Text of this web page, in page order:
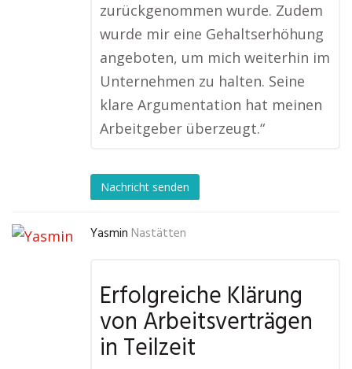
zurückgenommen wurde. Zudem
wurde mir eine Gehaltserhöhung
angeboten, um mich weiterhin im
Unternehmen zu halten. Seine
klare Argumentation hat meinen
Arbeitgeber überzeugt.“
Nachricht senden
Yasmin Nastätten
Erfolgreiche Klärung
von Arbeitsverträgen
in Teilzeit